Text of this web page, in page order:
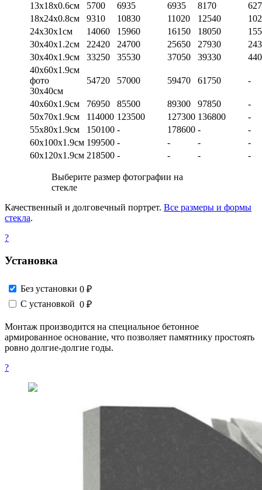
13х18х0.6см
5700 6935 6935 8170
18х24х0.8см
9310 10830 11020 12540
24х30х1см
14060 15960 16150 18050
30х40х1.2см
22420 24700 25650 27930
30х40х1.9см
33250 35530 37050 39330
40х60х1.9см
фото
30х40см
54720 57000 59470 61750 -
40х60х1.9см 76950 85500 89300 97850
-
50х70х1.9см
114000 123500 127300 136800
-
55х80х1.9см
150100 - 178600 -
-
60х100х1.9см 199500 - - -
-
60х120х1.9см 218500 - - - -
Выберите размер фотографии на
стекле
Качественный и долговечный портрет. Все размеры и формы
стекла.
?
Установка
Без установки 0 ₽
С установкой 0 ₽
Монтаж производится на специальное бетонное
армированное основание, что позволяет памятнику простоять
ровно долгие-долгие годы.
?